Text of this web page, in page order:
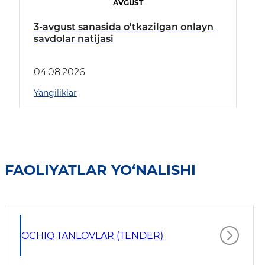
AVGUST
3-avgust sanasida o'tkazilgan onlayn
savdolar natijasi
04.08.2026
Yangiliklar
FAOLIYATLAR YO‘NALISHI
OCHIQ TANLOVLAR (TENDER)